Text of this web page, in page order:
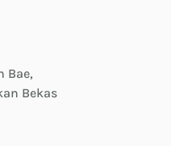
Bae,
Bekas